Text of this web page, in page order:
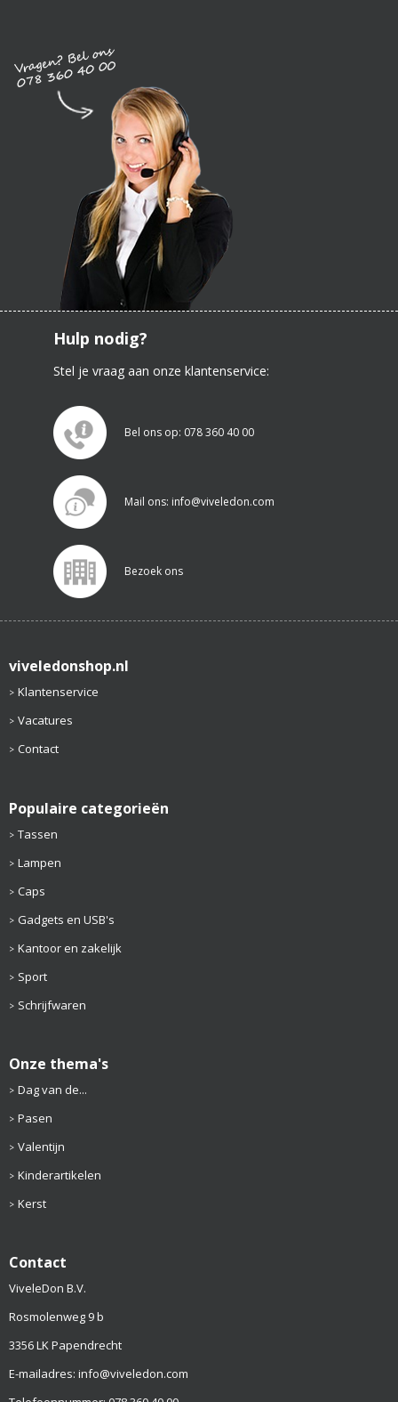
Hulp nodig?
Stel je vraag aan onze klantenservice:
Bel ons op: 078 360 40 00
Mail ons: info@viveledon.com
Bezoek ons
viveledonshop.nl
Klantenservice
Vacatures
Contact
Populaire categorieën
Tassen
Lampen
Caps
Gadgets en USB's
Kantoor en zakelijk
Sport
Schrijfwaren
Onze thema's
Dag van de...
Pasen
Valentijn
Kinderartikelen
Kerst
Contact
ViveleDon B.V.
Rosmolenweg 9 b
3356 LK Papendrecht
E-mailadres: info@viveledon.com